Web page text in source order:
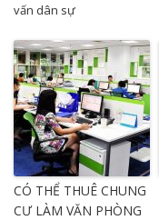
vấn dân sự
CÓ THỂ THUÊ CHUNG
CƯ LÀM VĂN PHÒNG